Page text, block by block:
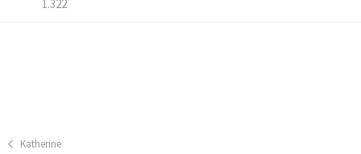
1.322
Katherine